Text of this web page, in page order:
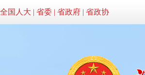
全国人大 | 省委 | 省政府 | 省政协